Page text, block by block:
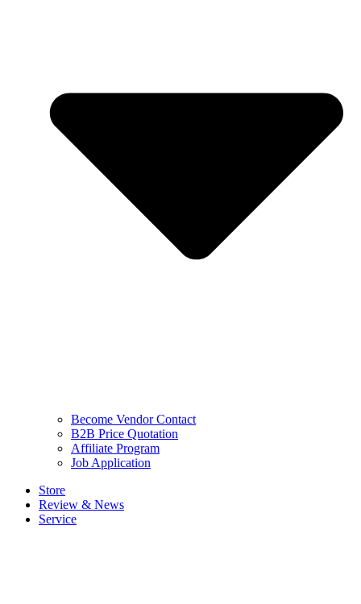
Become Vendor Contact
B2B Price Quotation
Affiliate Program
Job Application
Store
Review & News
Service